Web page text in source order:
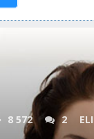
8 572 2